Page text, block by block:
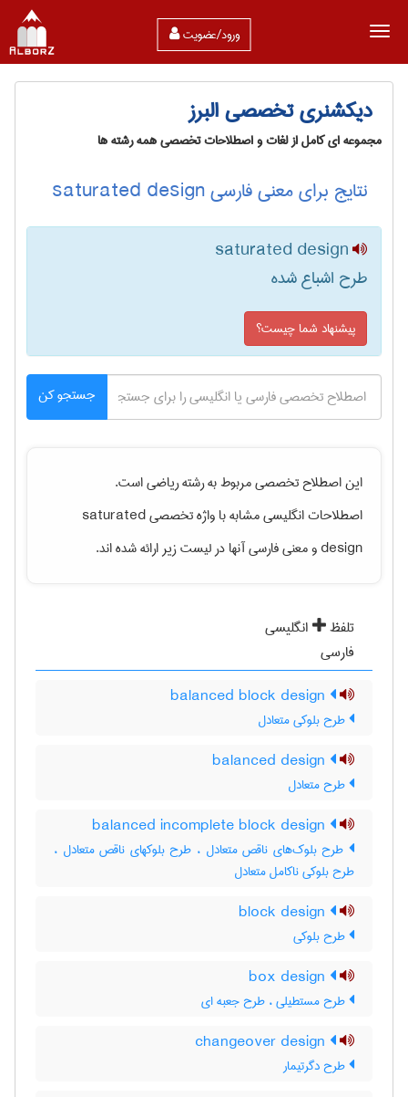
ورود/عضویت
دیکشنری تخصصی البرز
مجموعه ای کامل از لغات و اصطلاحات تخصصی همه رشته ها
نتایج برای معنی فارسی saturated design
saturated design
طرح اشباع شده
پیشنهاد شما چیست؟
جستجو کن
این اصطلاح تخصصی مربوط به رشتهرياضیاست.
اصطلاحات انگلیسی مشابه با واژه تخصصیsaturated
designو معنی فارسی آنها در لیست زیر ارائه شده اند.
تلفظ
انگلیسی
فارسی
طرح بلوکی متعادل
طرح متعادل
طرح بلوک‌های ناقص متعادل ، طرح بلوکهای ناقص متعادل ،
طرح بلوکی ناکامل متعادل
طرح بلوکی
طرح مستطیلی ، طرح جعبه ای
طرح دگرتیمار